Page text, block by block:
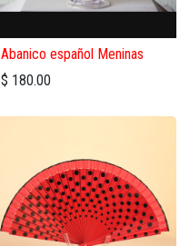
Abanico español Meninas
$ 180.00